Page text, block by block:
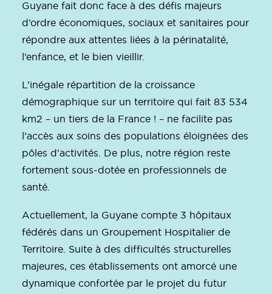
Guyane fait donc face à des défis majeurs
d’ordre économiques, sociaux et sanitaires pour
répondre aux attentes liées à la périnatalité,
l’enfance, et le bien vieillir.
L’inégale répartition de la croissance
démographique sur un territoire qui fait 83 534
km2 – un tiers de la France ! – ne facilite pas
l’accès aux soins des populations éloignées des
pôles d’activités. De plus, notre région reste
fortement sous-dotée en professionnels de
santé.
Actuellement, la Guyane compte 3 hôpitaux
fédérés dans un Groupement Hospitalier de
Territoire. Suite à des difficultés structurelles
majeures, ces établissements ont amorcé une
dynamique confortée par le projet du futur